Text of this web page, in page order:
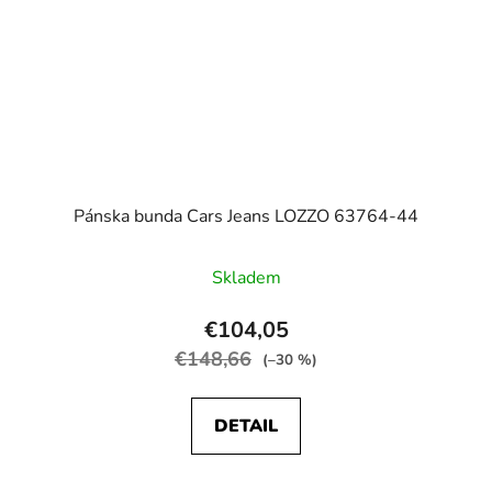
Pánska bunda Cars Jeans LOZZO 63764-44
Skladem
€104,05
€148,66 (–30 %)
DETAIL